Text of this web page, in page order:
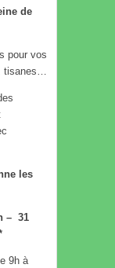
de
pour vos
tisanes…
les
– 31
9h à